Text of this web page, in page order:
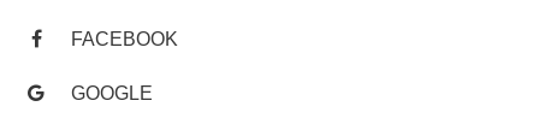
FACEBOOK
GOOGLE